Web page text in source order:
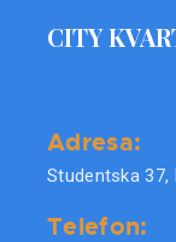
CITY
Adresa:
Studentska 37,
Telefon: